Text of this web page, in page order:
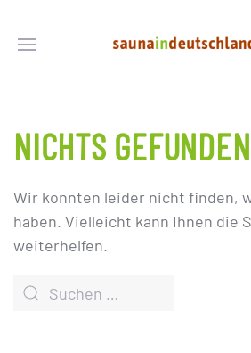
NICHTS GEFUNDEN
Wir konnten leider nicht finden,
haben. Vielleicht kann Ihnen die
weiterhelfen.